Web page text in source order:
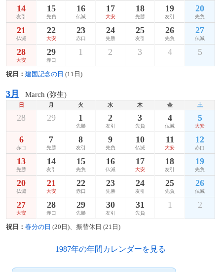
14
友引
15
先負
16
仏滅
17
大安
18
先勝
19
友引
20
先負
21
仏滅
22
大安
23
赤口
24
先勝
25
友引
26
先負
27
仏滅
28
大安
29
赤口
1 2 3 4 5
祝日： 建国記念の日 (11日)
3月 March (弥生)
日 月 火 水 木 金 土
28 29 1
先勝
2
友引
3
先負
4
仏滅
5
大安
6
赤口
7
先勝
8
友引
9
先負
10
仏滅
11
大安
12
赤口
13
先勝
14
友引
15
先負
16
仏滅
17
大安
18
友引
19
先負
20
仏滅
21
大安
22
赤口
23
先勝
24
友引
25
先負
26
仏滅
27
大安
28
赤口
29
先勝
30
友引
31
先負
1 2
祝日： 春分の日 (20日)、振替休日 (21日)
1987年の年間カレンダーを見る